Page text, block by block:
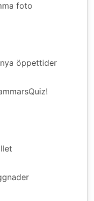
foto
öppettider